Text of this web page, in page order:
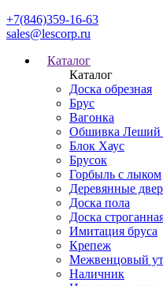
+7(846)359-16-63
sales@lescorp.ru
Каталог
Каталог
Доска обрезная
Брус
Вагонка
Обшивка Леший
Блок Хаус
Брусок
Горбыль с лыком
Деревянные
Доска пола
Доска
Имитация бруса
Крепеж
Межвенцовый
Наличник